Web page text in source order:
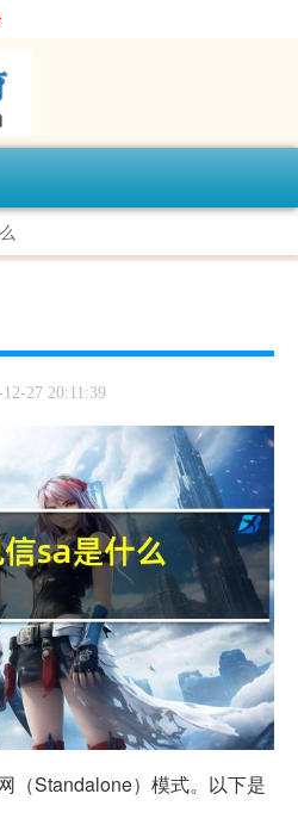
27 20:11:39
（Standalone）模式。以下是